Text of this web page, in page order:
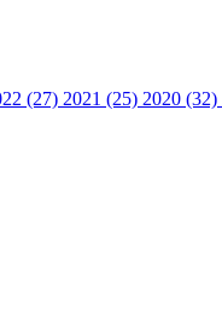
(27) 2021 (25) 2020 (32)